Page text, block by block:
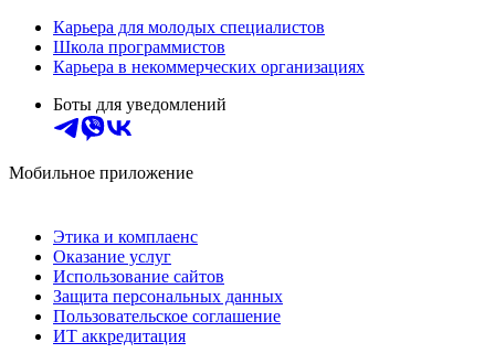
Карьера для молодых специалистов
Школа программистов
Карьера в некоммерческих организациях
Боты для уведомлений
Мобильное приложение
Этика и комплаенс
Оказание услуг
Использование сайтов
Защита персональных данных
Пользовательское соглашение
ИТ аккредитация